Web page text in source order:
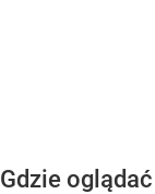
Gdzie